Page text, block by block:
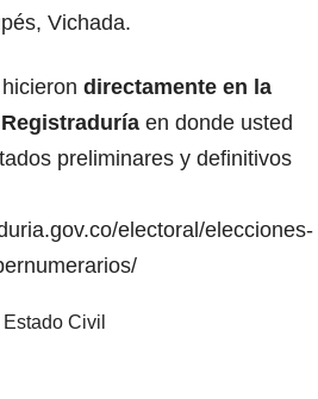
Vichada.
directamente en la
en donde usted
preliminares y definitivos
electoral/elecciones-
Civil